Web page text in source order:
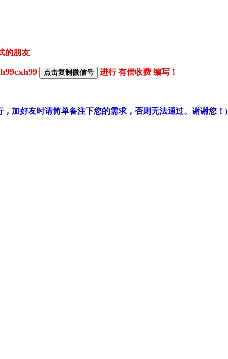
的朋友
点击复制微信号 进行 有偿收费 编写！
加好友时请简单备注下您的需求，否则无法通过。谢谢您！)